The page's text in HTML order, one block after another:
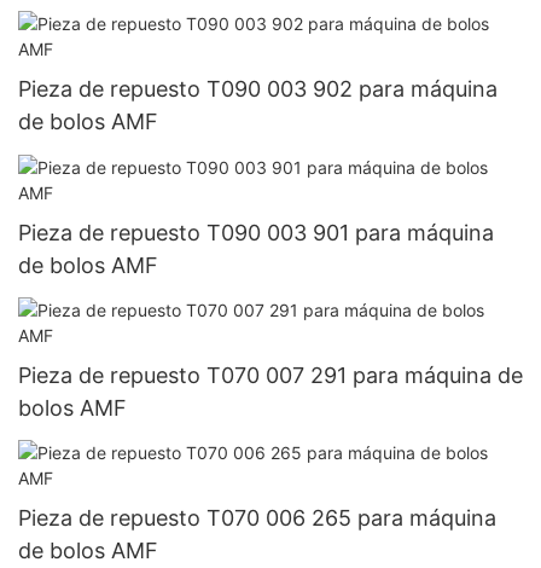
Pieza de repuesto T090 003 902 para máquina
de bolos AMF
Pieza de repuesto T090 003 901 para máquina
de bolos AMF
Pieza de repuesto T070 007 291 para máquina de
bolos AMF
Pieza de repuesto T070 006 265 para máquina
de bolos AMF